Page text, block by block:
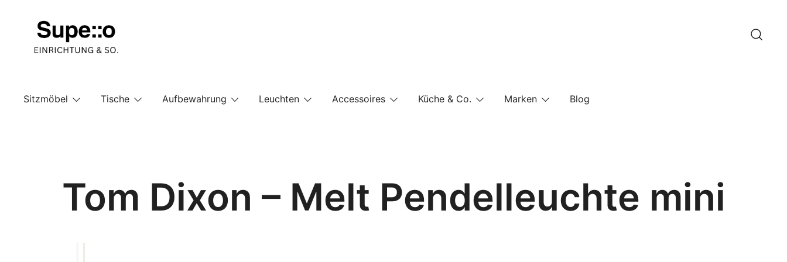
Sitzmöbel
Tische Aufbewahrung Leuchten Accessoires Küche & Co. Marken Blog
Tom Dixon – Melt Pendelleuchte mini